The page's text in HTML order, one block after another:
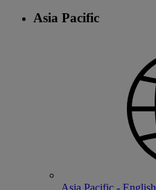
Asia Pacific